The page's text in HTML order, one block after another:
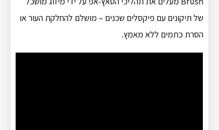
של תיקונים עם פיקסלים שכנים – מושלם להחלקת העור או
הסרת כתמים ללא מאמץ.